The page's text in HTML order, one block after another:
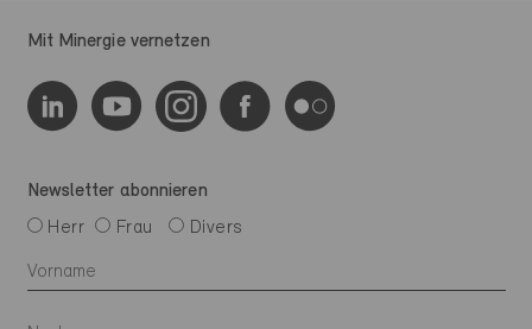
Mit Minergie vernetzen
Newsletter abonnieren
Herr
Frau Divers